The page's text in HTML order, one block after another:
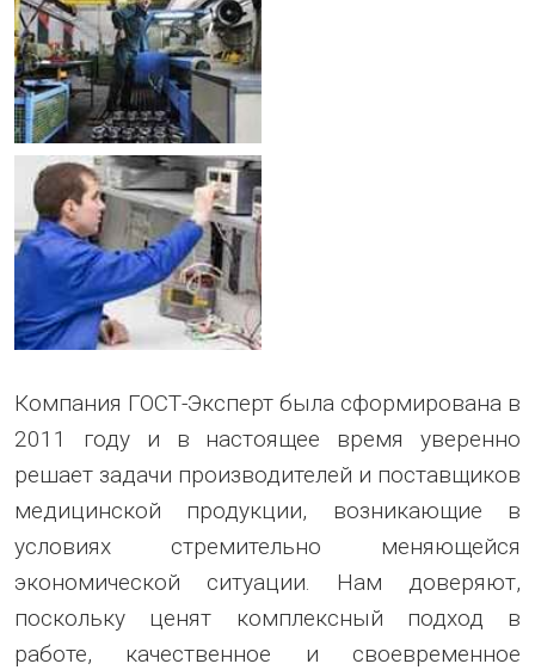
Компания ГОСТ-Эксперт была сформирована в
2011 году и в настоящее время уверенно
решает задачи производителей и поставщиков
медицинской продукции, возникающие в
условиях стремительно меняющейся
экономической ситуации. Нам доверяют,
поскольку ценят комплексный подход в
работе, качественное и своевременное